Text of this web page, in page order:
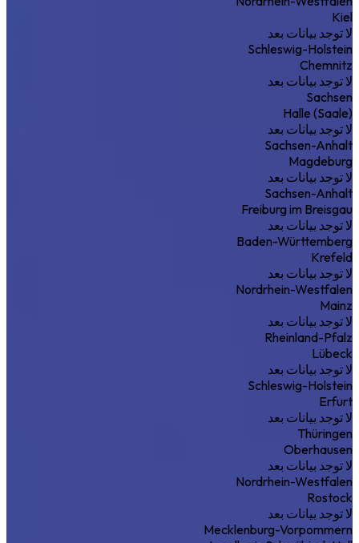
Kiel
لا توجد بيانات بعد
Schleswig-Holstein
Chemnitz
لا توجد بيانات بعد
Sachsen
Halle (Saale)
لا توجد بيانات بعد
Sachsen-Anhalt
Magdeburg
لا توجد بيانات بعد
Sachsen-Anhalt
Freiburg im Breisgau
لا توجد بيانات بعد
Baden-Württemberg
Krefeld
لا توجد بيانات بعد
Nordrhein-Westfalen
Mainz
لا توجد بيانات بعد
Rheinland-Pfalz
Lübeck
لا توجد بيانات بعد
Schleswig-Holstein
Erfurt
لا توجد بيانات بعد
Thüringen
Oberhausen
لا توجد بيانات بعد
Nordrhein-Westfalen
Rostock
لا توجد بيانات بعد
Mecklenburg-Vorpommern